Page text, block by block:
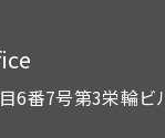
6番7号第3栄輪ビ